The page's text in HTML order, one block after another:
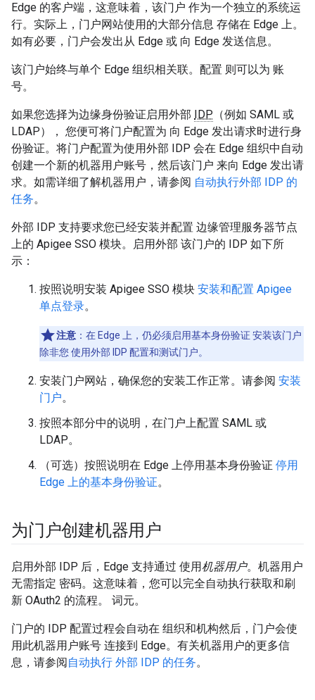
Edge 的客户端，这意味着，该门户 作为一个独立的系统运
行。实际上，门户网站使用的大部分信息 存储在 Edge 上。
如有必要，门户会发出从 Edge 或 向 Edge 发送信息。
该门户始终与单个 Edge 组织相关联。配置 则可以为 账
号。
如果您选择为边缘身份验证启用外部 IDP （例如 SAML 或
LDAP）， 您便可将门户配置为 向 Edge 发出请求时进行身
份验证。将门户配置为使用外部 IDP 会在 Edge 组织中自动
创建一个新的机器用户账号，然后该门户 来向 Edge 发出请
求。如需详细了解机器用户，请参阅 自动执行外部 IDP 的
任务。
外部 IDP 支持要求您已经安装并配置 边缘管理服务器节点
上的 Apigee SSO 模块。启用外部 该门户的 IDP 如下所
示：
按照说明安装 Apigee SSO 模块 安装和配置 Apigee
单点登录。
注意 ：在 Edge 上，仍必须启用基本身份验证 安装该门户
除非您 使用外部 IDP 配置和测试门户。
安装门户网站，确保您的安装工作正常。请参阅 安装
门户。
按照本部分中的说明，在门户上配置 SAML 或
LDAP。
（可选）按照说明在 Edge 上停用基本身份验证 停用
Edge 上的基本身份验证。
为门户创建机器用户
启用外部 IDP 后，Edge 支持通过 使用机器用户。机器用户
无需指定 密码。这意味着，您可以完全自动执行获取和刷
新 OAuth2 的流程。 词元。
门户的 IDP 配置过程会自动在 组织和机构然后，门户会使
用此机器用户账号 连接到 Edge。有关机器用户的更多信
息，请参阅自动执行 外部 IDP 的任务。